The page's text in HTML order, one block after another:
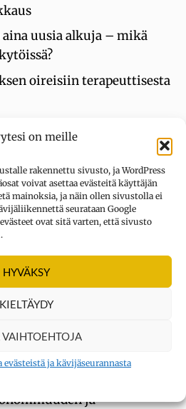
on meille
rakennettu sivusto, ja WordPress
voivat asettaa evästeitä käyttäjän
mainoksia, ja näin ollen sivustolla ei
seurataan Google
ovat sitä varten, että sivusto
HYVÄKSY
KIELTÄYDY
VAIHTOEHTOJA
ja kävijäseurannasta
uusia alkuja – mikä
oireisiin terapeuttisesta
syystä”
Tee testi
tuntuu siltä, ettei
20 oppilasta mutta silti minua
ja